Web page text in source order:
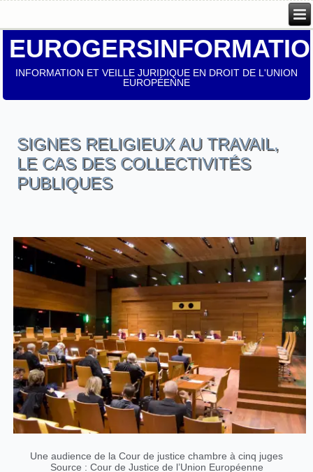
INFORMATION ET VEILLE JURIDIQUE EN DROIT DE L'UNION
EUROPÉENNE
SIGNES RELIGIEUX AU TRAVAIL,
LE CAS DES COLLECTIVITÉS
PUBLIQUES
Une audience de la Cour de justice chambre à cinq juges
Source : Cour de Justice de l’Union Européenne